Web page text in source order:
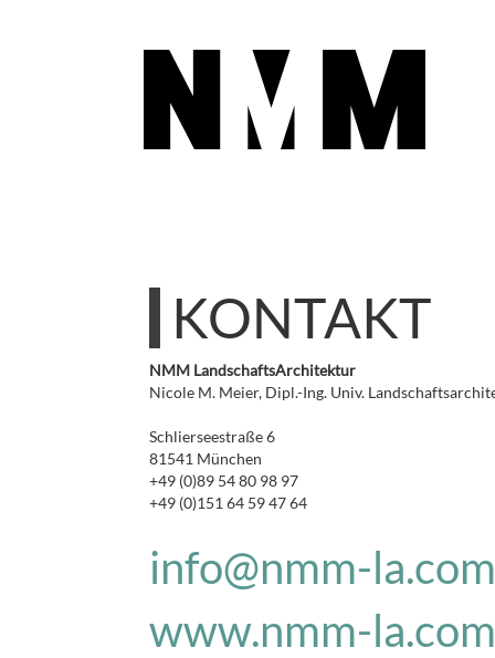
KONTAKT
NMM LandschaftsArchitektur
Nicole M. Meier, Dipl.-Ing. Univ.
Schlierseestraße 6
81541 München
+49 (0)89 54 80 98 97
+49 (0)151 64 59 47 64
info@nmm-la.com
www.nmm-la.com